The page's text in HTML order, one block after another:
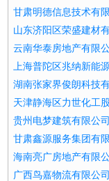
甘肃明德信息技术有
山东济阳区荣盛建材
云南华泰房地产有限
上海普陀区兆纳新能
湖南张家界俊朗科技
天津静海区力世化工
贵州电梦建筑有限公司
甘肃鑫源服务集团有
海南亮广房地产有限
广西鸟嘉物流有限公司